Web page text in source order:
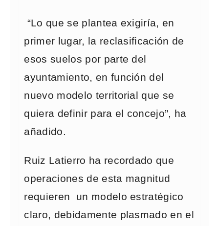
“Lo que se plantea exigiría, en
primer lugar, la reclasificación de
esos suelos por parte del
ayuntamiento, en función del
nuevo modelo territorial que se
quiera definir para el concejo”, ha
añadido.
Ruiz Latierro ha recordado que
operaciones de esta magnitud
requieren un modelo estratégico
claro, debidamente plasmado en el